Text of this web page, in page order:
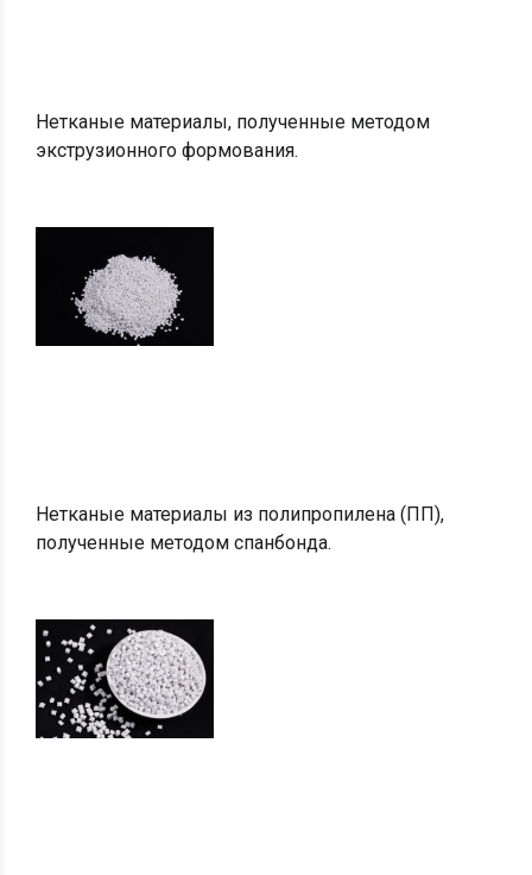
Нетканые материалы, полученные методом
экструзионного формования.
Нетканые материалы из полипропилена (ПП),
полученные методом спанбонда.